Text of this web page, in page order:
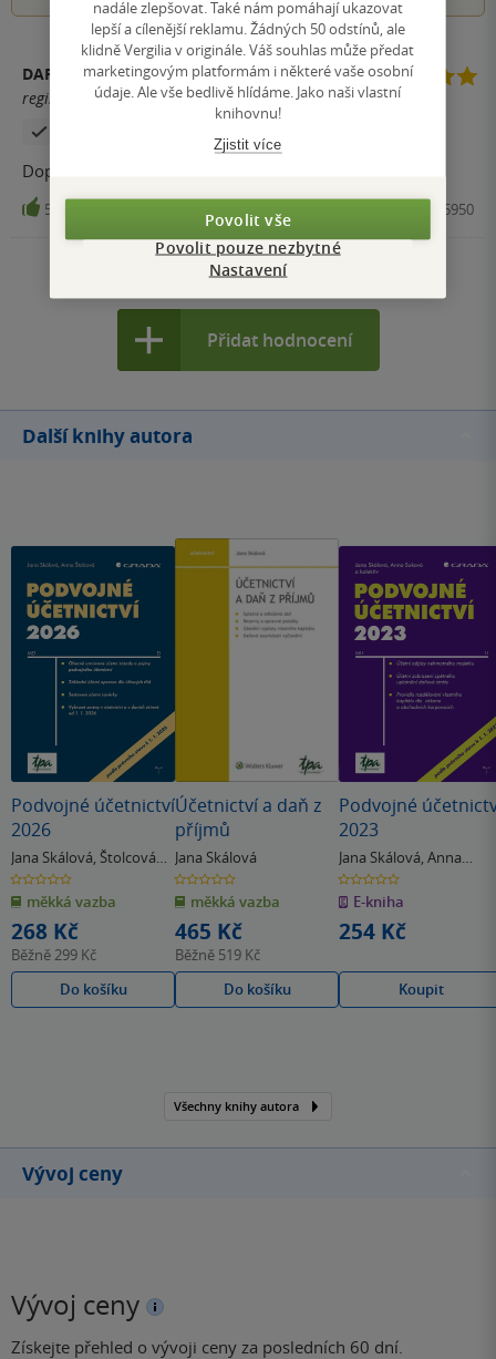
DARJA
registrovaný uživatel
Doporučuji
5 Kniha, Grada, 2022, 9788027135950
Zobrazit všechna hodnocení
Přidat hodnocení
Další knihy autora
Podvojné účetnictví
2026
Jana Skálová, Štolcová
Anna
0.0
z
5
hvězdiček
měkká vazba
268 Kč
Běžně299 Kč
Do košíku
Účetnictví a daň z
příjmů
Jana Skálová
0.0
z
5
hvězdiček
měkká vazba
465 Kč
Běžně 519 Kč
Do košíku
Podvojné
2023
Jana Skálová, Anna
Suková
0.0
z
5
hvězdiček
E-kniha
254 Kč
Koupit
Všechny knihy autora
Vývoj ceny
Vývoj ceny
Získejte přehled o vývoji ceny za posledních 60 dní.
nadále zlepšovat. Také nám pomáhají ukazovat
lepší a cílenější reklamu. Žádných 50 odstínů, ale
klidně Vergilia v originále. Váš souhlas může předat
marketingovým platformám i některé vaše osobní
údaje. Ale vše bedlivě hlídáme. Jako naši vlastní
knihovnu!
Zjistit více
Povolit vše
Povolit pouze nezbytné
Nastavení